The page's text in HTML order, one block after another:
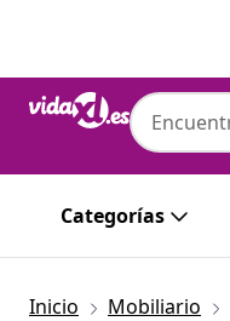
Categorías
Inicio Mobiliario